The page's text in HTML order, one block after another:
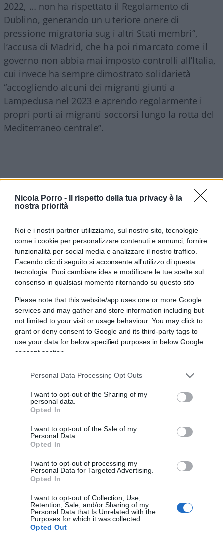
Nicola Porro -
Il rispetto della tua privacy è la
nostra priorità
Noi e i nostri partner utilizziamo, sul nostro sito, tecnologie
come i cookie per personalizzare contenuti e annunci, fornire
funzionalità per social media e analizzare il nostro traffico.
Facendo clic di seguito si acconsente all'utilizzo di questa
tecnologia. Puoi cambiare idea e modificare le tue scelte sul
consenso in qualsiasi momento ritornando su questo sito
Please note that this website/app uses one or more Google
services and may gather and store information including but
not limited to your visit or usage behaviour. You may click to
grant or deny consent to Google and its third-party tags to
use your data for below specified purposes in below Google
consent section.
Personal Data Processing Opt Outs
I want to opt-out of the Sharing of my
personal data.
Opted In
I want to opt-out of the Sale of my
Personal Data.
Opted In
I want to opt-out of processing my
Personal Data for Targeted Advertising.
Opted In
I want to opt-out of Collection, Use,
Retention, Sale, and/or Sharing of my
Personal Data that Is Unrelated with the
Purposes for which it was collected.
Opted Out
2022, … non ha rispettato il Regolamento di
Dublino, generando un ulteriore onere di
pressione migratoria sugli altri Stati membri”,
l’accusa di Madrid, che ha poi rimarcato come il
governo non abbia mai imposto controlli all’Italia,
cui invece ha sempre dimostrato solidarietà
“accogliendo alcuni dei migranti giunti a
Lampedusa nel 2023 e aprendo regolarmente i
propri porti ai migranti soccorsi lungo la rotta del
Mediterraneo centrale”.
Il classico processo all’imputato sbagliato. Anche
ammesso che Roma abbia avuto tutte le
responsabilità del mondo nella gestione dei flussi
migratori degli anni precedenti, che cosa dimostra
rispetto a Ceuta? Nulla. Il fatto che ieri l’Italia
abbia avuto un problema non autorizza la Spagna
a pretendere che oggi gli altri Paesi ignorino il
suo. Soprattutto perché i controlli interninon
sono affatto una bestemmia europea
. La
frontiere interne, compresa quella con la Spagna e
quella con l’Italia, la Germania controlla i confini
terrestri con numerosi Stati, mentre Austria,
Polonia, Svezia e altri Paesi utilizzano a loro volta
gli strumenti consentiti dal Codice Schengen. La
stessa Italia mantiene da tempo controlli alla
frontiera con la Slovenia per ragioni legate a
immigrazione irregolare e sicurezza. Dunque il